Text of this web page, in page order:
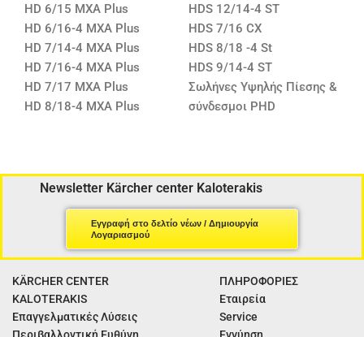
HD 6/15 MXA Plus
HD 6/16-4 MXA Plus
HD 7/14-4 MXA Plus
HD 7/16-4 MXA Plus
HD 7/17 MXA Plus
HD 8/18-4 MXA Plus
HDS 12/14-4 ST
HDS 7/16 CX
HDS 8/18 -4 St
HDS 9/14-4 ST
Σωλήνες Υψηλής Πίεσης &
σύνδεσμοι PHD
Newsletter Kärcher center Kaloterakis
Εγγραφή στο δελτίο νέων / Δημιουργία
Λογαριασμού
KÄRCHER CENTER
KALOTERAKIS
Επαγγελματικές Λύσεις
ΠΛΗΡΟΦΟΡΙΕΣ
Εταιρεία
Service